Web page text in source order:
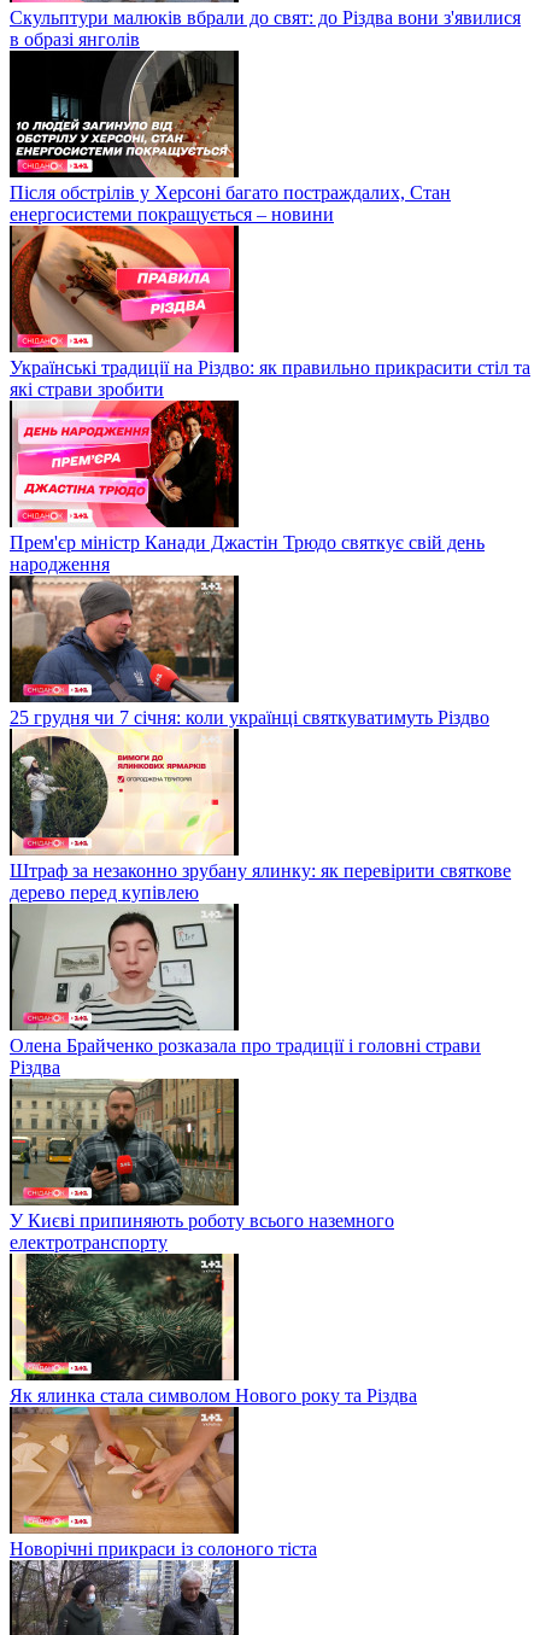
Скульптури малюків вбрали до свят: до Різдва вони з'явилися
в образі янголів
Після обстрілів у Херсоні багато постраждалих, Стан
енергосистеми покращується – новини
Українські традиції на Різдво: як правильно прикрасити стіл та
які страви зробити
Прем'єр міністр Канади Джастін Трюдо святкує свій день
народження
25 грудня чи 7 січня: коли українці святкуватимуть Різдво
Штраф за незаконно зрубану ялинку: як перевірити святкове
дерево перед купівлею
Олена Брайченко розказала про традиції і головні страви
Різдва
У Києві припиняють роботу всього наземного
електротранспорту
Як ялинка стала символом Нового року та Різдва
Новорічні прикраси із солоного тіста